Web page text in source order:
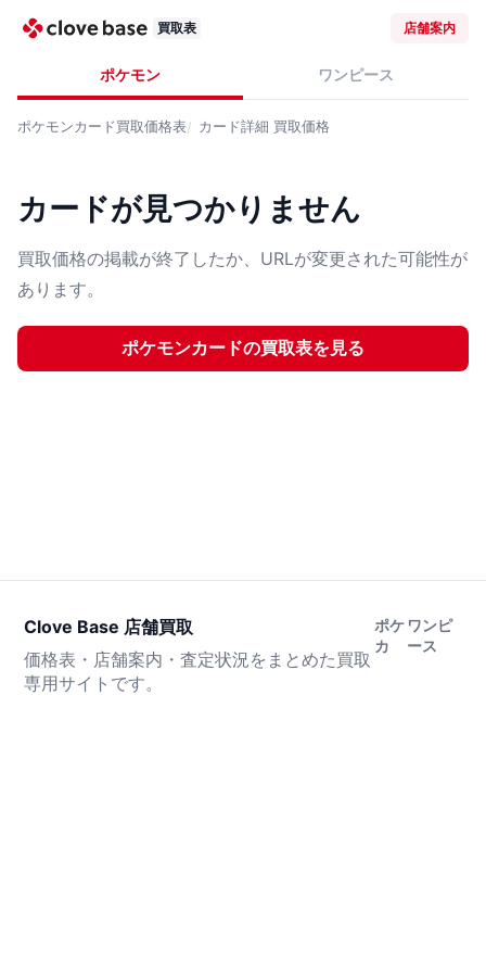
買取表 店舗案内
ポケモン ワンピース
ポケモンカード買取価格表 カード詳細 買取価格
カードが見つかりません
買取価格の掲載が終了したか、URLが変更された可能性が
あります。
ポケモンカードの買取表を見る
Clove Base 店舗買取
価格表・店舗案内・査定状況をまとめた買取
専用サイトです。
ポケ
カ
ワンピ
ース